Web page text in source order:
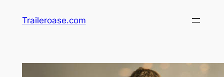
InhaltTraileroase.com